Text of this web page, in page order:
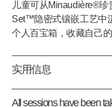
儿童可从Minaudière®
Set™隐密式镶嵌工艺中
个人百宝箱，收藏自己的
实用信息
All sessions have been